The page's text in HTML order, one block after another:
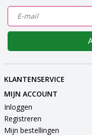
KLANTENSERVICE
MIJN ACCOUNT
Inloggen
Registreren
Mijn bestellingen